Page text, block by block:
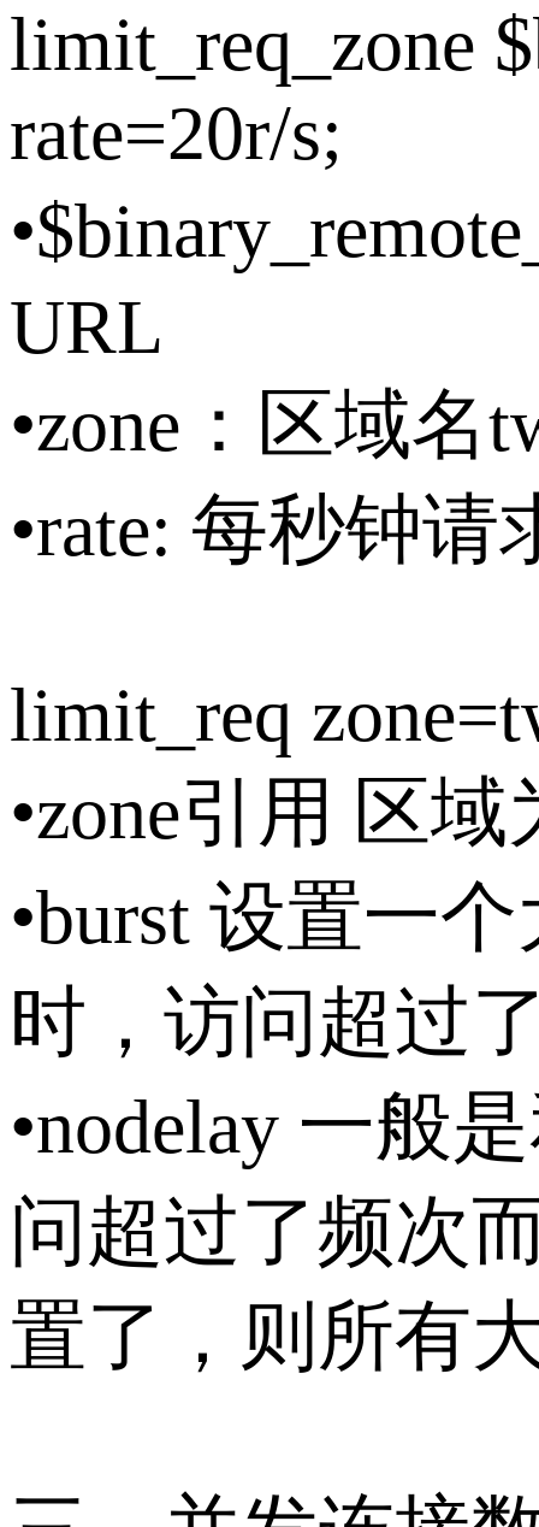
limit_req_zone
rate=20r/s;
URL
•zone：区域名
•rate: 每秒钟请
limit_req
•zone引用 区域
•burst 设置一
时，访问超过
•nodelay 一般
问超过了频次
置了，则所有